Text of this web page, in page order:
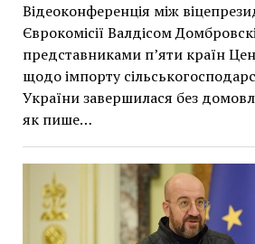
Відеоконференція між
Єврокомісії Валдісом
представниками п’яти країн
щодо імпорту
України завершилася без
як пише…